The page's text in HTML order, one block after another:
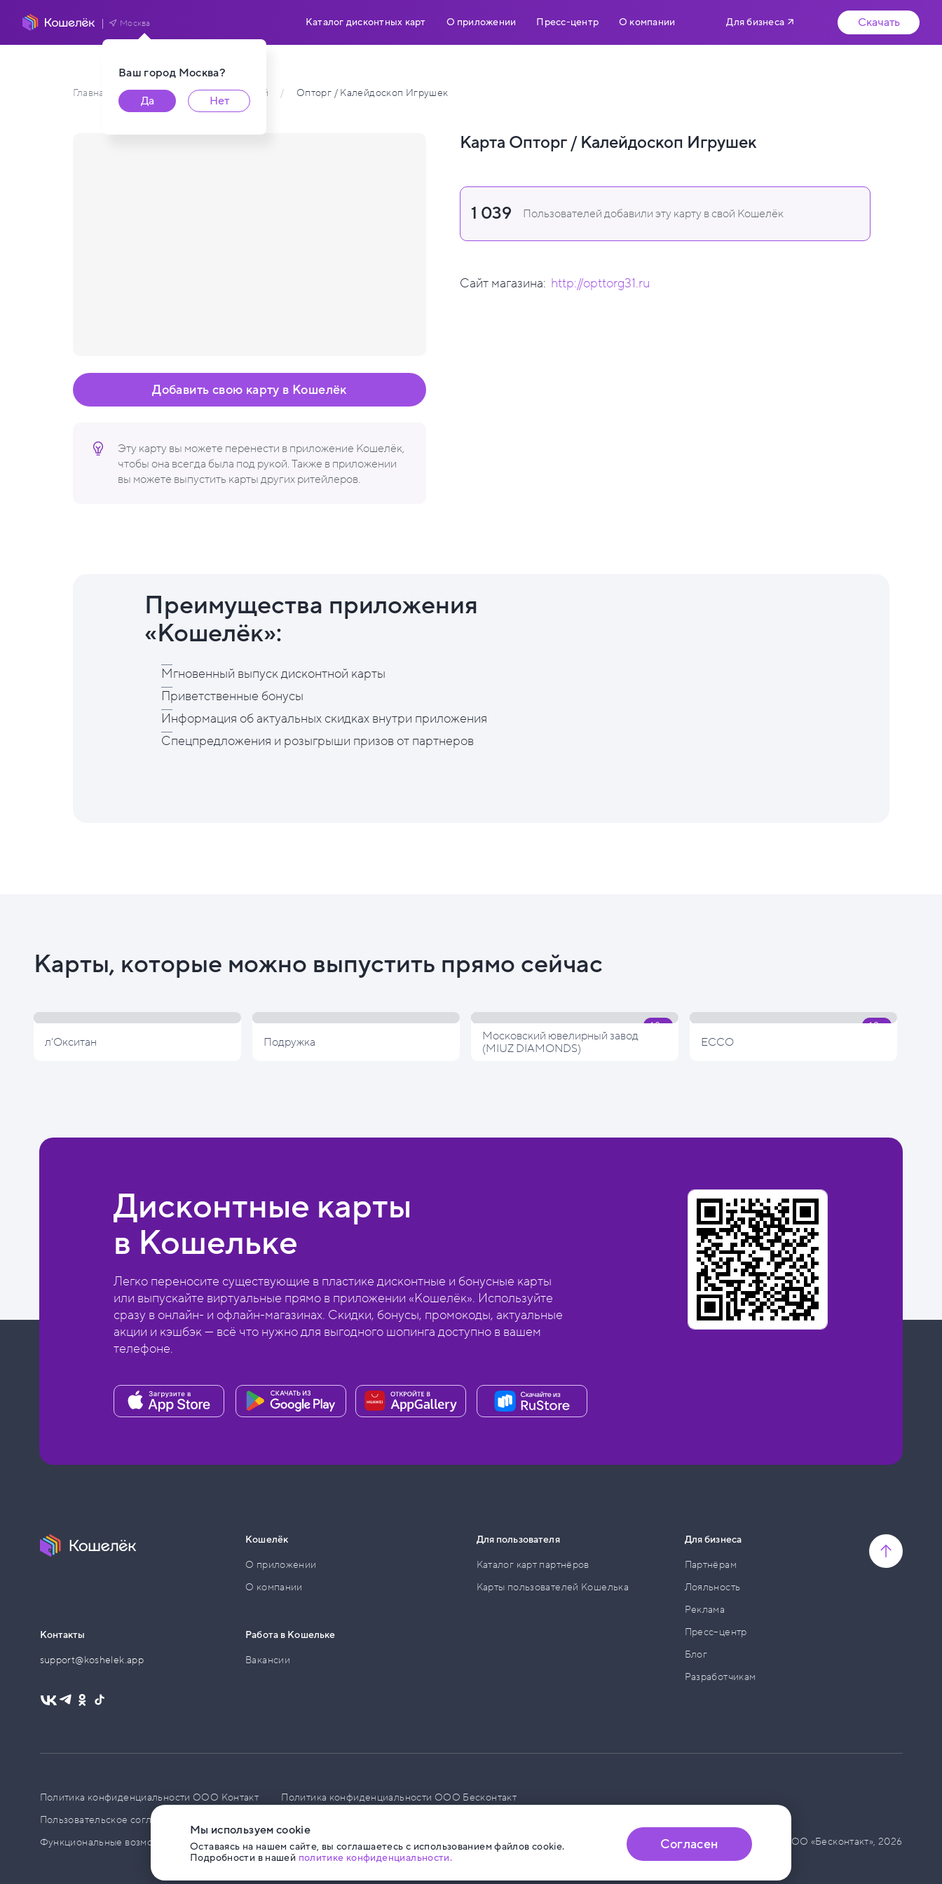
Ваш город Москва?
Да
Нет
Москва Каталог дисконтных карт О приложении Пресс-центр О компании Для бизнеса Скачать
Главная / Каталог карт пользователей / Опторг / Калейдоскоп Игрушек
Эту карту вы можете перенести в приложение Кошелёк,
чтобы она всегда была под рукой. Также в приложении
вы можете выпустить карты других ритейлеров.
Добавить свою карту в Кошелёк
Карта Опторг / Калейдоскоп Игрушек
1 039 Пользователей добавили эту карту в свой Кошелёк
Сайт магазина: http://opttorg31.ru
Преимущества приложения
«Кошелёк»:
Мгновенный выпуск дисконтной карты
Приветственные бонусы
Информация об актуальных скидках внутри приложения
Спецпредложения и розыгрыши призов от партнеров
Карты, которые можно выпустить прямо сейчас
л'Окситан Подружка
Московский ювелирный завод
(MIUZ DIAMONDS)
ECCO
Дисконтные карты
в Кошельке
Легко переносите существующие в пластике дисконтные и бонусные карты
или выпускайте виртуальные прямо в приложении «Кошелёк». Используйте
сразу в онлайн- и офлайн-магазинах. Скидки, бонусы, промокоды, актуальные
акции и кэшбэк — всё что нужно для выгодного шопинга доступно в вашем
телефоне.
Контакты
support@koshelek.app
Кошелёк
О приложении
О компании
Работа в Кошельке
Вакансии
Для пользователя
Каталог карт партнёров
Карты пользователей Кошелька
Для бизнеса
Партнёрам
Лояльность
Реклама
Пресс–центр
Блог
Разработчикам
Политика конфиденциальности ООО Контакт
Политика конфиденциальности ООО Бесконтакт
Пользовательское соглашение
Функциональные возможности ПО
© ООО «Бесконтакт», 2026
Мы используем cookie
Оставаясь на нашем сайте, вы соглашаетесь с использованием файлов cookie.
Подробности в нашей политике конфиденциальности.
Согласен